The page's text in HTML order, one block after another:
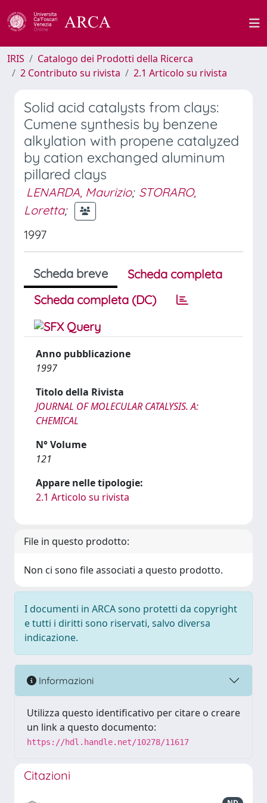
IRIS
Catalogo dei Prodotti della Ricerca
2 Contributo su rivista
2.1 Articolo su rivista
Solid acid catalysts from clays:
Cumene synthesis by benzene
alkylation with propene catalyzed
by cation exchanged aluminum
pillared clays
LENARDA, Maurizio; STORARO,
Loretta;
1997
Scheda breve
Scheda completa
Scheda completa (DC)
Anno pubblicazione
1997
Titolo della Rivista
JOURNAL OF MOLECULAR CATALYSIS. A:
CHEMICAL
N° Volume
121
Appare nelle tipologie:
2.1 Articolo su rivista
File in questo prodotto:
Non ci sono file associati a questo prodotto.
I documenti in ARCA sono protetti da copyright
e tutti i diritti sono riservati, salvo diversa
indicazione.
Informazioni
Utilizza questo identificativo per citare o creare
un link a questo documento:
https://hdl.handle.net/10278/11617
Citazioni